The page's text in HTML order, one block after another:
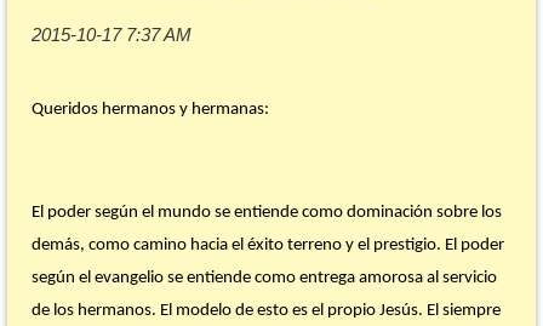
Queridos hermanos y hermanas:
El poder según el mundo se entiende como dominación sobre los
demás, como camino hacia el éxito terreno y el prestigio. El poder
según el evangelio se entiende como entrega amorosa al servicio
de los hermanos. El modelo de esto es el propio Jesús. El siempre